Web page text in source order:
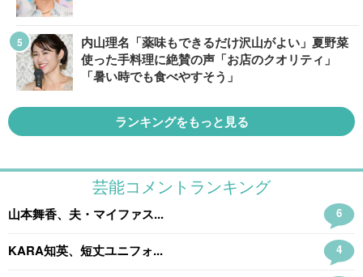
内山理名「薬味もできるだけ沢山がよい」夏野菜
使った手料理に絶賛の声「お店のクオリティ」
「暑い時でも食べやすそう」
ランキングをもっと見る